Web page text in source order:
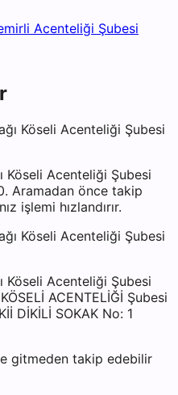
Acenteliği Şubesi
Köseli Acenteliği Şubesi
Köseli Acenteliği Şubesi
Aramadan önce takip
işlemi hızlandırır.
Köseli Acenteliği Şubesi
Köseli Acenteliği Şubesi
ACENTELİĞİ Şubesi
DİKİLİ SOKAK No: 1
gitmeden takip edebilir